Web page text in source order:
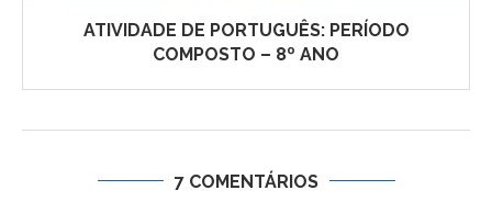
ATIVIDADE DE PORTUGUÊS: PERÍODO
COMPOSTO – 8º ANO
7 COMENTÁRIOS